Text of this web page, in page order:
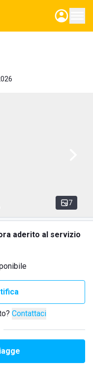
7
aderito al servizio
Contattaci